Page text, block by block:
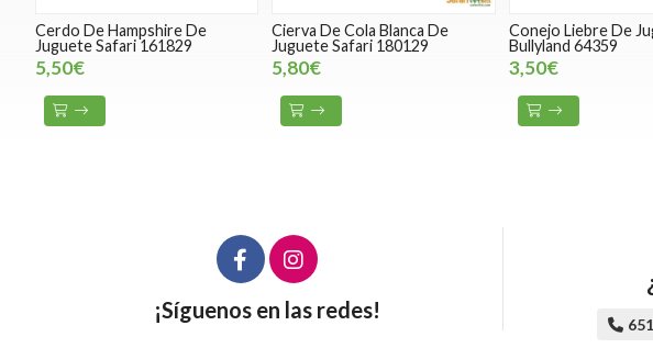
Cerdo De Hampshire De
Juguete Safari 161829
5,50€
Cierva De Cola Blanca De
Juguete Safari 180129
5,80€
Conejo Liebre De
Bullyland 64359
3,50€
¡Síguenos en las redes!